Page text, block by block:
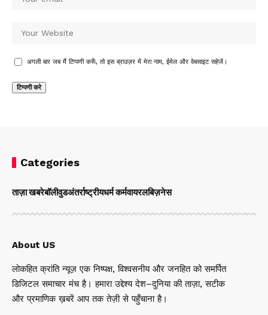
अगली बार जब मैं टिप्पणी करूँ, तो इस ब्राउज़र में मेरा नाम, ईमेल और वेबसाइट सहेजें।
Categories
ताज़ा खबरेबॉलीवुडअंतर्राष्ट्रीयधर्म कर्मवायरलबिज़नेस
About US
लोकहित क्रांति न्यूज़ एक निष्पक्ष, विश्वसनीय और जनहित को समर्पित
डिजिटल समाचार मंच है। हमारा उद्देश्य देश–दुनिया की ताज़ा, सटीक
और प्रमाणिक ख़बरें आप तक तेज़ी से पहुँचाना है।